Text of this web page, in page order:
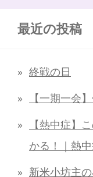
最近の投稿
終戦の日
【一期一会
【熱中症】
かる！｜熱
新米小坊主